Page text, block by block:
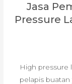
Jasa
Pressure
High pressure
pelapis